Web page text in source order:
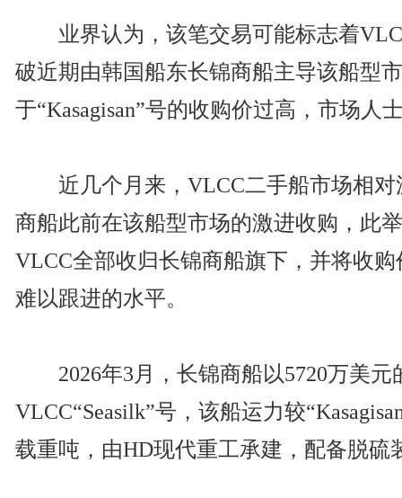
业界认为，该笔交易可能标志着
破近期由韩国船东长锦商船主导该船型
于“Kasagisan”号的收购价过高，市场人
近几个月来，VLCC二手船市场相对
商船此前在该船型市场的激进收购，此
VLCC全部收归长锦商船旗下，并将收
难以跟进的水平。
2026年3月，长锦商船以5720万美元
VLCC“Seasilk”号，该船运力较
载重吨，由HD现代重工承建，配备脱硫